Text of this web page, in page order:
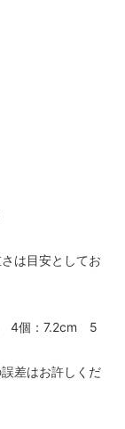
安としてお
：7.2cm 5
お許しくだ